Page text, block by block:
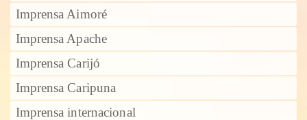
Imprensa Aimoré
Imprensa Apache
Imprensa Carijó
Imprensa Caripuna
Imprensa internacional